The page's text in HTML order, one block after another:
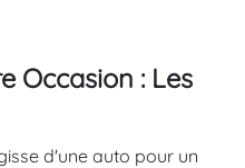
Occasion : Les
d'une auto pour un